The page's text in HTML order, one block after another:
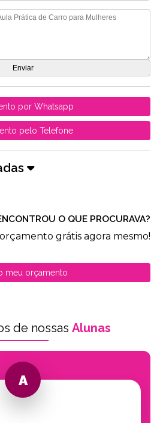
por Whatsapp
pelo Telefone
O QUE PROCURAVA?
grátis agora mesmo!
meu orçamento
de nossas Alunas